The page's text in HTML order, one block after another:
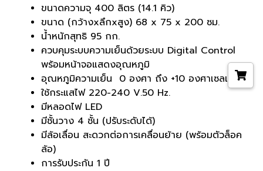
ขนาดความจุ 400 ลิตร (14.1 คิว)
ขนาด (กว้างxลึกxสูง) 68 x 75 x 200 ซม.
น้ำหนักสุทธิ 95 กก.
ควบคุมระบบความเย็นด้วยระบบ Digital Control
พร้อมหน้าจอแสดงอุณหภูมิ
อุณหภูมิความเย็น 0 องศา ถึง +10 องศาเซลเซียส
ใช้กระแสไฟ 220-240 V.50 Hz.
มีหลอดไฟ LED
มีชั้นวาง 4 ชั้น (ปรับระดับได้)
มีล้อเลื่อน สะดวกต่อการเคลื่อนย้าย (พร้อมตัวล็อค
ล้อ)
การรับประกัน 1 ปี